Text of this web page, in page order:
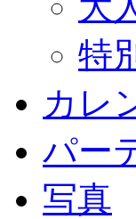
特
カレ
パー
写真